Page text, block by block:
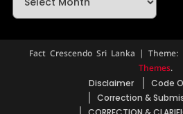
Fact Crescendo Sri Lanka | Theme:
Themes.
Disclaimer
Code
Correction &